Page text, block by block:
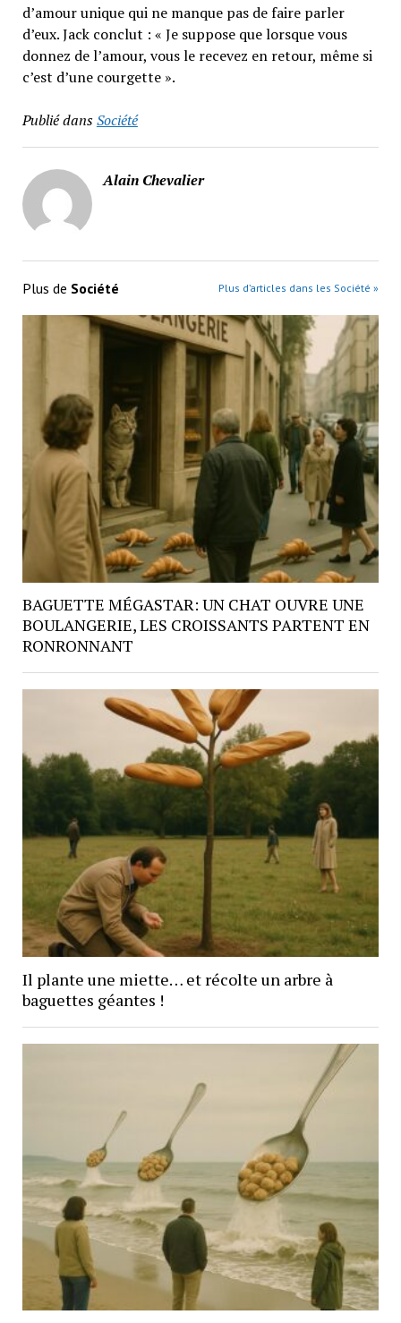
d’amour unique qui ne manque pas de faire parler
d’eux. Jack conclut : « Je suppose que lorsque vous
donnez de l’amour, vous le recevez en retour, même si
c’est d’une courgette ».
Publié dansSociété
Alain Chevalier
Plus de Société Plus d’articles dans les Société »
BAGUETTE MÉGASTAR: UN CHAT OUVRE UNE
BOULANGERIE, LES CROISSANTS PARTENT EN
RONRONNANT
Il plante une miette… et récolte un arbre à
baguettes géantes !